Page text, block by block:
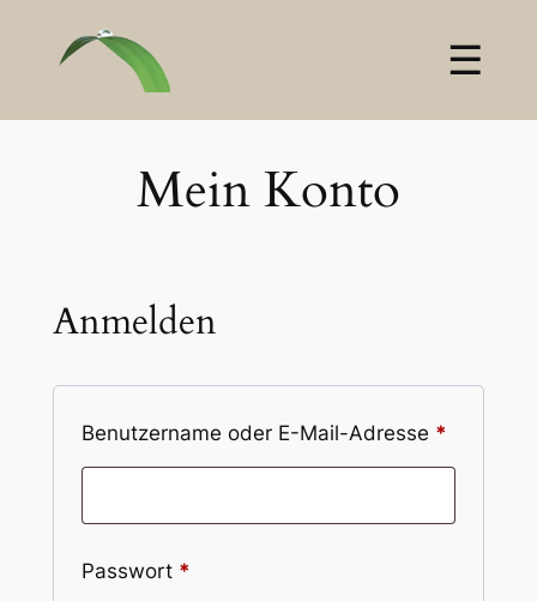
AromaberaterIn Ausbildung
Über mich
Mein Konto
Anmelden
Benutzername oder E-Mail-Adresse *
Passwort *